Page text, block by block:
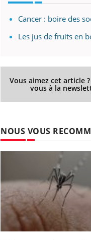
Cancer : boire des
Les jus de fruits en
Vous aimez cet article
vous à la
NOUS VOUS